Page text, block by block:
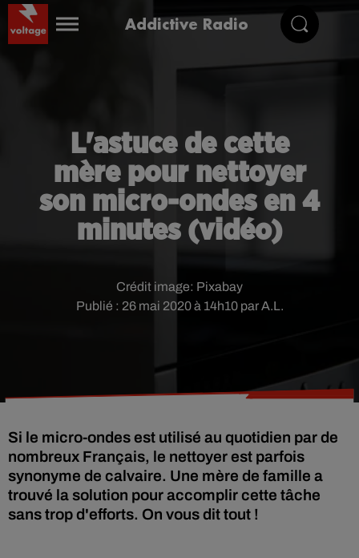
Addictive Radio
L'astuce de cette
mère pour nettoyer
son micro-ondes en 4
minutes (vidéo)
Publié : 26 mai 2020 à 14h10 par A.L.
Crédit image: Pixabay
Si le micro-ondes est utilisé au quotidien par de
nombreux Français, le nettoyer est parfois
synonyme de calvaire. Une mère de famille a
trouvé la solution pour accomplir cette tâche
sans trop d'efforts. On vous dit tout !